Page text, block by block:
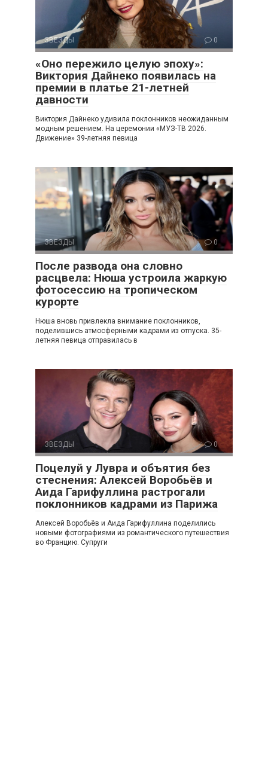
ЗВЕЗДЫ 0
«Оно пережило целую эпоху»:
Виктория Дайнеко появилась на
премии в платье 21-летней
давности
Виктория Дайнеко удивила поклонников неожиданным
модным решением. На церемонии «МУЗ-ТВ 2026.
Движение» 39-летняя певица
ЗВЕЗДЫ 0
После развода она словно
расцвела: Нюша устроила жаркую
фотосессию на тропическом
курорте
Нюша вновь привлекла внимание поклонников,
поделившись атмосферными кадрами из отпуска. 35-
летняя певица отправилась в
ЗВЕЗДЫ 0
Поцелуй у Лувра и объятия без
стеснения: Алексей Воробьёв и
Аида Гарифуллина растрогали
поклонников кадрами из Парижа
Алексей Воробьёв и Аида Гарифуллина поделились
новыми фотографиями из романтического путешествия
во Францию. Супруги